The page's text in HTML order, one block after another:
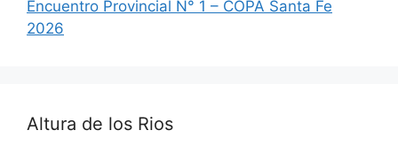
Encuentro Provincial N° 1 – COPA Santa Fe
2026
Altura de los Rios